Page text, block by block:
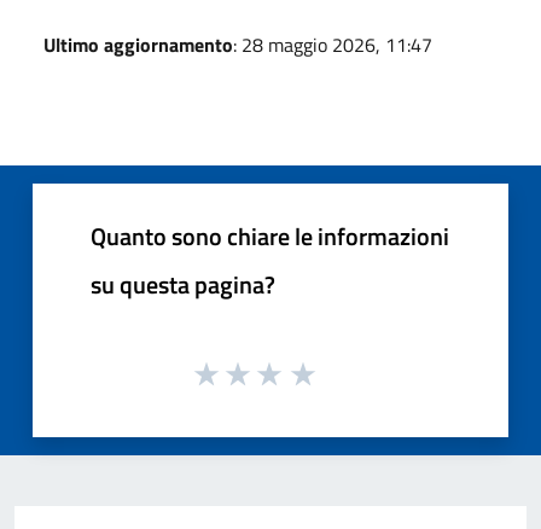
Ultimo aggiornamento: 28 maggio 2026, 11:47
Quanto sono chiare le informazioni
su questa pagina?